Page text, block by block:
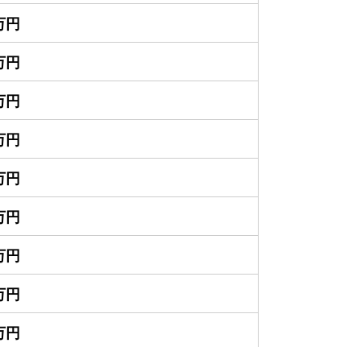
円
円
円
円
円
円
円
円
円